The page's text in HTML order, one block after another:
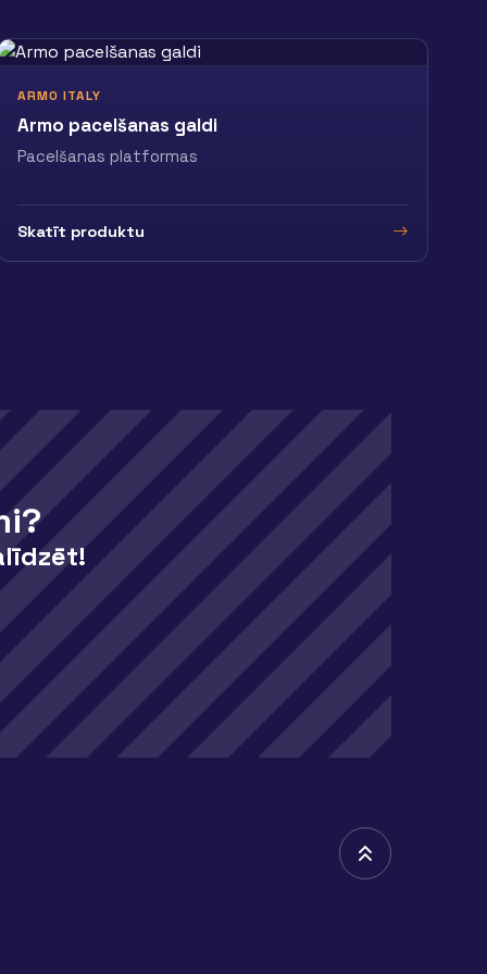
ARMO ITALY
Armo pacelšanas galdi
Pacelšanas platformas
Skatīt produktu